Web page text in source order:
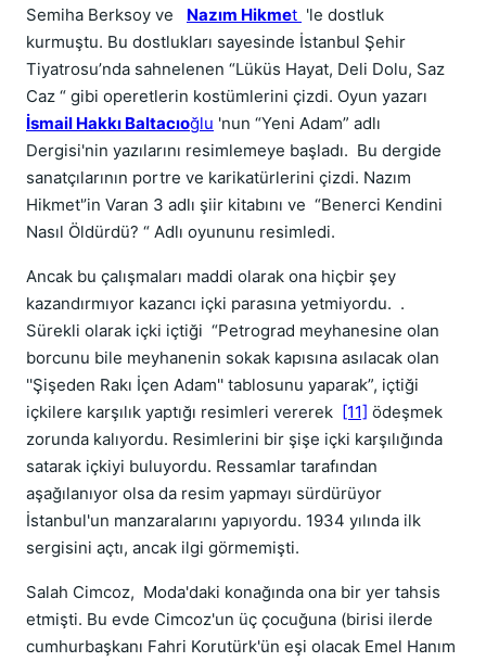
Semiha Berksoy ve Nazım Hikmet 'le dostluk
kurmuştu. Bu dostlukları sayesinde İstanbul Şehir
Tiyatrosu’nda sahnelenen “Lüküs Hayat, Deli Dolu, Saz
Caz “ gibi operetlerin kostümlerini çizdi. Oyun yazarı
İsmail Hakkı Baltacıoğlu 'nun “Yeni Adam” adlı
Dergisi'nin yazılarını resimlemeye başladı. Bu dergide
sanatçılarının portre ve karikatürlerini çizdi. Nazım
Hikmet'’in Varan 3 adlı şiir kitabını ve “Benerci Kendini
Nasıl Öldürdü? “ Adlı oyununu resimledi.
Ancak bu çalışmaları maddi olarak ona hiçbir şey
kazandırmıyor kazancı içki parasına yetmiyordu. .
Sürekli olarak içki içtiği “Petrograd meyhanesine olan
borcunu bile meyhanenin sokak kapısına asılacak olan
''Şişeden Rakı İçen Adam'' tablosunu yaparak”, içtiği
içkilere karşılık yaptığı resimleri vererek [11] ödeşmek
zorunda kalıyordu. Resimlerini bir şişe içki karşılığında
satarak içkiyi buluyordu. Ressamlar tarafından
aşağılanıyor olsa da resim yapmayı sürdürüyor
İstanbul'un manzaralarını yapıyordu. 1934 yılında ilk
sergisini açtı, ancak ilgi görmemişti.
Salah Cimcoz, Moda'daki konağında ona bir yer tahsis
etmişti. Bu evde Cimcoz'un üç çocuğuna (birisi ilerde
cumhurbaşkanı Fahri Korutürk'ün eşi olacak Emel Hanım